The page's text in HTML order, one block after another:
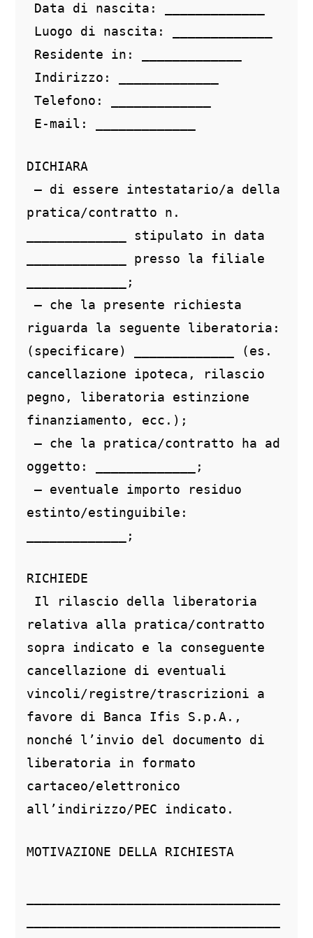
Data di nascita: _____________
Luogo di nascita: _____________
Residente in: _____________
Indirizzo: _____________
Telefono: _____________
E-mail: _____________
DICHIARA
– di essere intestatario/a della
pratica/contratto n.
_____________ stipulato in data
_____________ presso la filiale
_____________;
– che la presente richiesta
riguarda la seguente liberatoria:
(specificare) _____________ (es.
cancellazione ipoteca, rilascio
pegno, liberatoria estinzione
finanziamento, ecc.);
– che la pratica/contratto ha ad
oggetto: _____________;
– eventuale importo residuo
estinto/estinguibile:
_____________;
RICHIEDE
relativa alla pratica/contratto
sopra indicato e la conseguente
cancellazione di eventuali
vincoli/registre/trascrizioni a
favore di Banca Ifis S.p.A.,
nonché l’invio del documento di
liberatoria in formato
cartaceo/elettronico
all’indirizzo/PEC indicato.
MOTIVAZIONE DELLA RICHIESTA